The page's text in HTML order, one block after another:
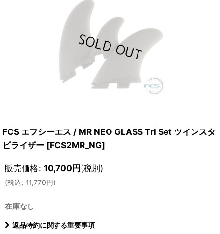
FCS エフシーエス / MR NEO GLASS Tri Set ツインスタ
ビライザー [FCS2MR_NG]
販売価格: 10,700円(税別)
(税込: 11,770円)
在庫なし
返品特約に関する重要事項